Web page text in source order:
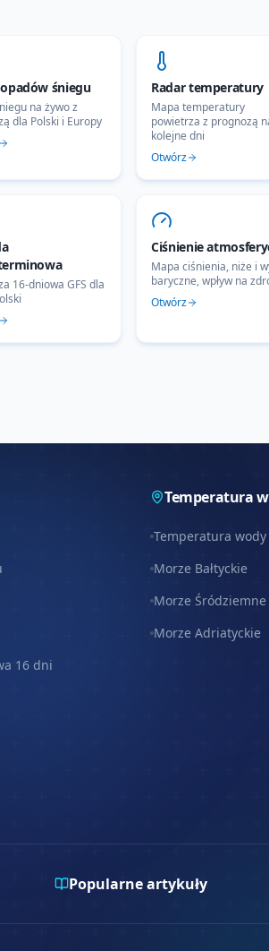
śniegu
na żywo z
dla Polski i Europy
Radar temperatury
Mapa temperatury
powietrza z prognozą
kolejne dni
Otwórz
16-dniowa GFS dla
Ciśnienie
Mapa ciśnienia, niże i
baryczne, wpływ na
Otwórz
16 dni
Temperatura
Temperatura wody
Morze Bałtyckie
Morze Śródziemne
Morze Adriatyckie
Popularne artykuły